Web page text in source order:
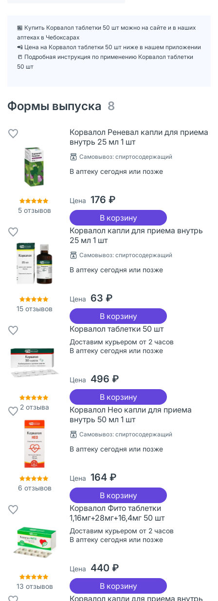
🏪 Купить Корвалол таблетки 50 шт можно на сайте и в наших
аптеках в Чебоксарах
📲 Цена на Корвалол таблетки 50 шт ниже в нашем приложении
📒 Подробная инструкция по применению Корвалол таблетки
50 шт
Формы выпуска 8
5 отзывов
Корвалол Реневал капли для приема
внутрь 25 мл 1 шт
Cамовывоз: спиртосодержащий
В аптеку сегодня или позже
Цена 176 ₽
В корзину
15 отзывов
Корвалол капли для приема внутрь
25 мл 1 шт
Cамовывоз: спиртосодержащий
В аптеку сегодня или позже
Цена 63 ₽
В корзину
2 отзыва
Корвалол таблетки 50 шт
Доставим курьером от 2 часов
В аптеку сегодня или позже
Цена 496 ₽
В корзину
6 отзывов
Корвалол Нео капли для приема
внутрь 50 мл 1 шт
Cамовывоз: спиртосодержащий
В аптеку сегодня или позже
Цена 164 ₽
В корзину
13 отзывов
Корвалол Фито таблетки
1,16мг+28мг+16,4мг 50 шт
Доставим курьером от 2 часов
В аптеку сегодня или позже
Цена 440 ₽
В корзину
Корвалол капли для приема внутрь